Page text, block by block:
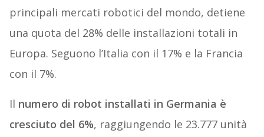
principali mercati robotici del mondo, detiene
una quota del 28% delle installazioni totali in
Europa. Seguono l’Italia con il 17% e la Francia
con il 7%.
Il numero di robot installati in Germania è
cresciuto del 6%, raggiungendo le 23.777 unità